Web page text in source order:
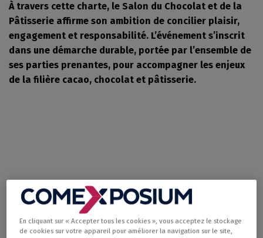
À travers cette charte, le Salon du Chocolat et de la
Pâtisserie affirme son ambition de concilier plaisir,
engagement et responsabilité. L’événement s’inscrit
dans une démarche durable, portée par l’ensemble de
ses parties prenantes, pour accompagner les enjeux
de la filière cacao, chocolat et pâtisserie.
En cliquant sur « Accepter tous les cookies », vous acceptez le stockage
de cookies sur votre appareil pour améliorer la navigation sur le site,